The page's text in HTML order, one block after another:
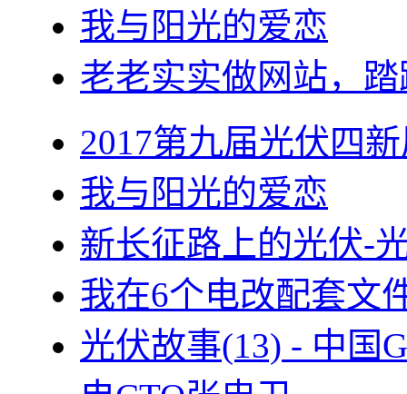
我与阳光的爱恋
老老实实做网站，
2017第九届光伏四
我与阳光的爱恋
新长征路上的光伏-
我在6个电改配套文
光伏故事(13) - 中国